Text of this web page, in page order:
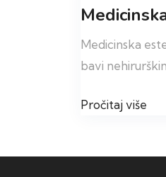
Medicinska
bavi
Pročitaj više